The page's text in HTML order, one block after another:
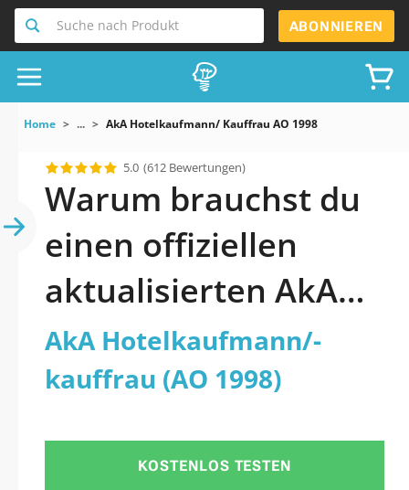
Suche nach Produkt ABONNIEREN
Home ... AkA Hotelkaufmann/ Kauffrau AO 1998
5.0 (612 Bewertungen)
Warum brauchst du
einen offiziellen
aktualisierten AkA
Hotelkaufmann/-
kauffrau (AO 1998)
AkA Hotelkaufmann/-
kauffrau (AO 1998)
KOSTENLOS TESTEN